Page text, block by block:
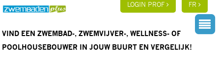
LOGIN PROF FR
VIND EEN ZWEMBAD-, ZWEMVIJVER-, WELLNESS- OF
POOLHOUSEBOUWER IN JOUW BUURT EN VERGELIJK!